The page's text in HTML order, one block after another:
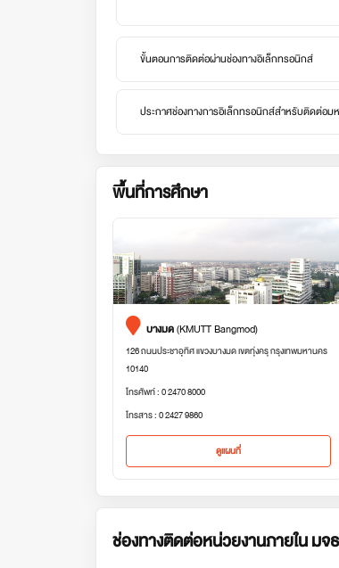
ขั้นตอนการติดต่อผ่านช่องทางอิเล็กทรอนิกส์
ประกาศช่องทางการอิเล็กทรอนิกส์สำหรับติดต่อม
พื้นที่การศึกษา
บางมด(KMUTT Bangmod)
126 ถนนประชาอุทิศ แขวงบางมด เขตทุ่งครุ กรุงเทพมหานคร
10140
โทรศัพท์ : 0 2470 8000
โทรสาร : 0 2427 9860
ดูแผนที่
ช่องทางติดต่อหน่วยงานภายใน มจ